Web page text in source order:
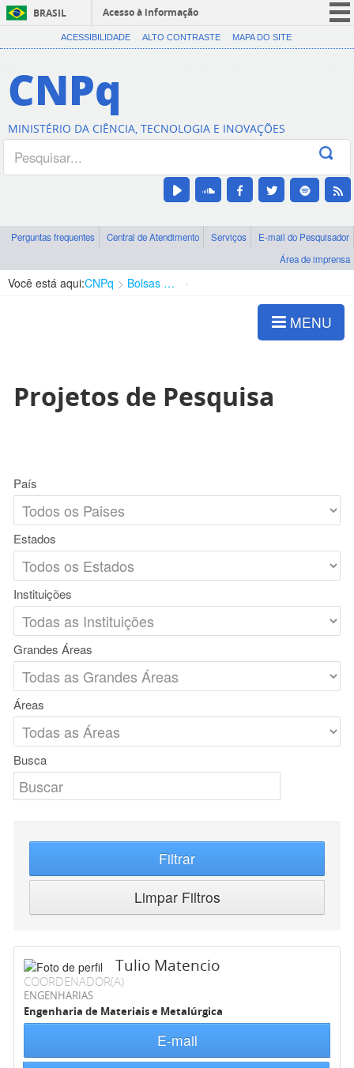
BRASIL
Acesso à informação
CORONAVÍRUS (COVID-19)
Canais
ACESSIBILIDADE ALTO CONTRASTE MAPA DO SITE
CNPq
MINISTÉRIO DA CIÊNCIA, TECNOLOGIA E INOVAÇÕES
Perguntas frequentes Central de Atendimento Serviços
E-mail do Pesquisador
Área de imprensa
Você está aqui:CNPq Bolsas e Auxílios Vigentes
MENU
Projetos de Pesquisa
País
Estados
Instituições
Grandes Áreas
Áreas
Busca
Filtrar
Limpar Filtros
Tulio Matencio
COORDENADOR(A)
ENGENHARIAS
Engenharia de Materiais e Metalúrgica
E-mail